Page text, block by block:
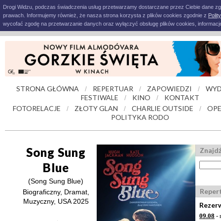
Drogi Widzu, podczas świadczenia usług przetwarzamy dostarczane przez Ciebie dane
prawach. Informujemy również, że nasza strona korzysta z plików cookies zgodnie z
wycofać zgodę na przetwarzanie danych oraz wyłączyć obsługę plików cookies,
STRONA GŁÓWNA / REPERTUAR / ZAPOWIEDZI /
FESTIWALE
/ KINO /
KONTAKT
FOTORELACJE
/ ZŁOTY GLAN / CHARLIE OUTSIDE /
POLITYKA RODO
Song Sung
Blue
(Song Sung Blue)
Biograficzny, Dramat,
Muzyczny, USA 2025
09.08 -